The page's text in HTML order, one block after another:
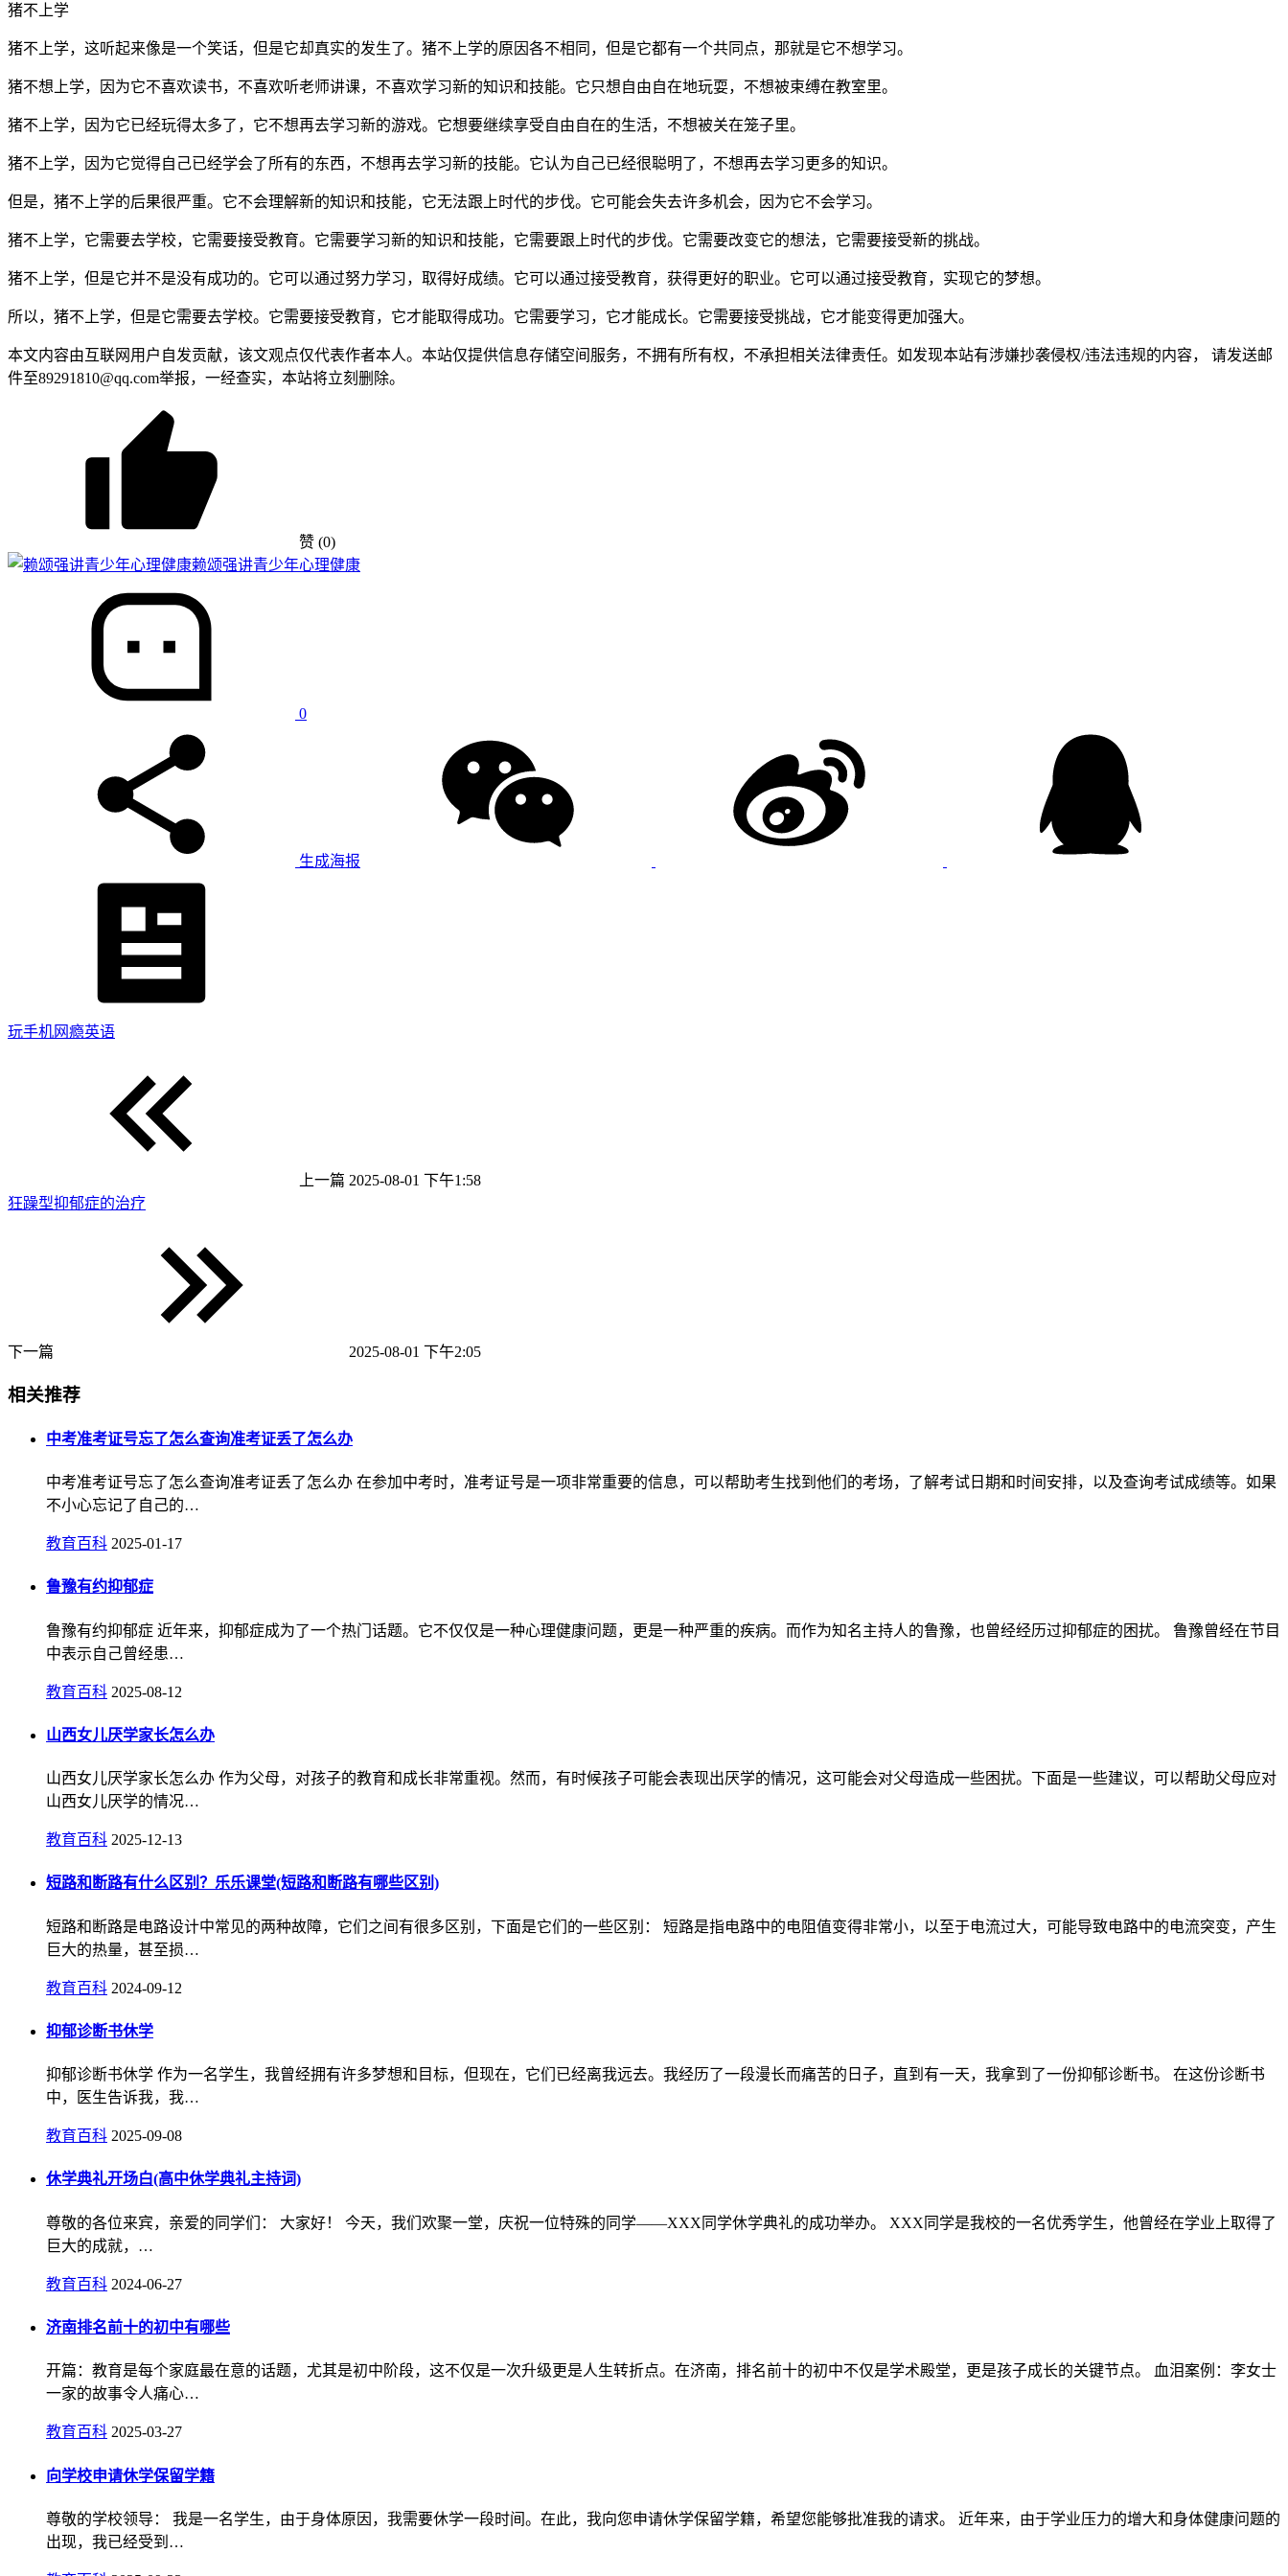
猪不上学
猪不上学，这听起来像是一个笑话，但是它却真实的发生了。猪不上学的原因各不相同，但是它都有一个共同点，那就是它不想学习。
猪不想上学，因为它不喜欢读书，不喜欢听老师讲课，不喜欢学习新的知识和技能。它只想自由自在地玩耍，不想被束缚在教室里。
猪不上学，因为它已经玩得太多了，它不想再去学习新的游戏。它想要继续享受自由自在的生活，不想被关在笼子里。
猪不上学，因为它觉得自己已经学会了所有的东西，不想再去学习新的技能。它认为自己已经很聪明了，不想再去学习更多的知识。
但是，猪不上学的后果很严重。它不会理解新的知识和技能，它无法跟上时代的步伐。它可能会失去许多机会，因为它不会学习。
猪不上学，它需要去学校，它需要接受教育。它需要学习新的知识和技能，它需要跟上时代的步伐。它需要改变它的想法，它需要接受新的挑战。
猪不上学，但是它并不是没有成功的。它可以通过努力学习，取得好成绩。它可以通过接受教育，获得更好的职业。它可以通过接受教育，实现它的梦想。
所以，猪不上学，但是它需要去学校。它需要接受教育，它才能取得成功。它需要学习，它才能成长。它需要接受挑战，它才能变得更加强大。
本文内容由互联网用户自发贡献，该文观点仅代表作者本人。本站仅提供信息存储空间服务，不拥有所有权，不承担相关法律责任。如发现本站有涉嫌抄袭侵权/违法违规的内容， 请发送邮
件至89291810@qq.com举报，一经查实，本站将立刻删除。
赞 (0)
赖颂强讲青少年心理健康
0
生成海报
玩手机网瘾英语
上一篇 2025-08-01 下午1:58
狂躁型抑郁症的治疗
下一篇 2025-08-01 下午2:05
相关推荐
中考准考证号忘了怎么查询准考证丢了怎么办
中考准考证号忘了怎么查询准考证丢了怎么办 在参加中考时，准考证号是一项非常重要的信息，可以帮助考生找到他们的考场，了解考试日期和时间安排，以及查询考试成绩等。如果
不小心忘记了自己的…
教育百科 2025-01-17
鲁豫有约抑郁症
鲁豫有约抑郁症 近年来，抑郁症成为了一个热门话题。它不仅仅是一种心理健康问题，更是一种严重的疾病。而作为知名主持人的鲁豫，也曾经经历过抑郁症的困扰。 鲁豫曾经在节目
中表示自己曾经患…
教育百科 2025-08-12
山西女儿厌学家长怎么办
山西女儿厌学家长怎么办 作为父母，对孩子的教育和成长非常重视。然而，有时候孩子可能会表现出厌学的情况，这可能会对父母造成一些困扰。下面是一些建议，可以帮助父母应对
山西女儿厌学的情况…
教育百科 2025-12-13
短路和断路有什么区别？乐乐课堂(短路和断路有哪些区别)
短路和断路是电路设计中常见的两种故障，它们之间有很多区别，下面是它们的一些区别： 短路是指电路中的电阻值变得非常小，以至于电流过大，可能导致电路中的电流突变，产生
巨大的热量，甚至损…
教育百科 2024-09-12
抑郁诊断书休学
抑郁诊断书休学 作为一名学生，我曾经拥有许多梦想和目标，但现在，它们已经离我远去。我经历了一段漫长而痛苦的日子，直到有一天，我拿到了一份抑郁诊断书。 在这份诊断书
中，医生告诉我，我…
教育百科 2025-09-08
休学典礼开场白(高中休学典礼主持词)
尊敬的各位来宾，亲爱的同学们： 大家好！ 今天，我们欢聚一堂，庆祝一位特殊的同学——XXX同学休学典礼的成功举办。 XXX同学是我校的一名优秀学生，他曾经在学业上取得了
巨大的成就，…
教育百科 2024-06-27
济南排名前十的初中有哪些
开篇：教育是每个家庭最在意的话题，尤其是初中阶段，这不仅是一次升级更是人生转折点。在济南，排名前十的初中不仅是学术殿堂，更是孩子成长的关键节点。 血泪案例：李女士
一家的故事令人痛心…
教育百科 2025-03-27
向学校申请休学保留学籍
尊敬的学校领导： 我是一名学生，由于身体原因，我需要休学一段时间。在此，我向您申请休学保留学籍，希望您能够批准我的请求。 近年来，由于学业压力的增大和身体健康问题的
出现，我已经受到…